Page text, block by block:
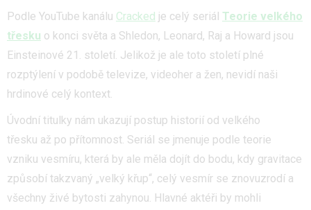
Podle YouTube kanálu Cracked je celý seriál Teorie velkého
třesku o konci světa a Shledon, Leonard, Raj a Howard jsou
Einsteinové 21. století. Jelikož je ale toto století plné
rozptýlení v podobě televize, videoher a žen, nevidí naši
hrdinové celý kontext.
Úvodní titulky nám ukazují postup historií od velkého
třesku až po přítomnost. Seriál se jmenuje podle teorie
vzniku vesmíru, která by ale měla dojít do bodu, kdy gravitace
způsobí takzvaný „velký křup‘‘, celý vesmír se znovuzrodí a
všechny živé bytosti zahynou. Hlavné aktéři by mohli